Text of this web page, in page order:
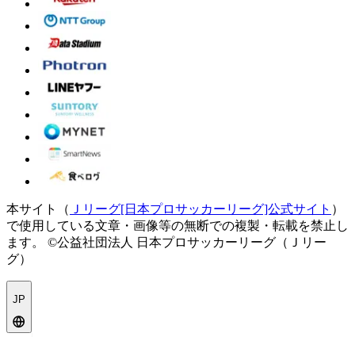
本サイト（ Ｊリーグ[日本プロサッカーリーグ]公式サイト ）
で使用している文章・画像等の無断での複製・転載を禁止し
ます。
©公益社団法人 日本プロサッカーリーグ（Ｊリー
グ）
JP